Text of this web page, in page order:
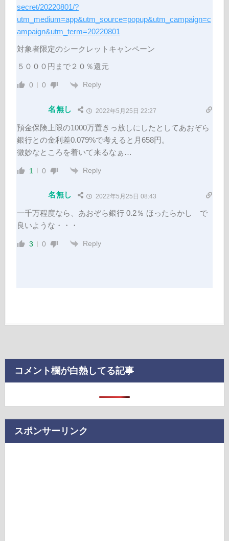
secret/20220801/?
utm_medium=app&utm_source=popup&utm_campaign=c
ampaign&utm_term=20220801
対象者限定のシークレットキャンペーン
５０００円まで２０％還元
0 0 Reply
名無し 2022年5月25日 22:27
預金保険上限の1000万置きっ放しにしたとしてあおぞら
銀行との金利差0.079%で考えると月658円。
微妙なところを着いて来るなぁ…
1 0 Reply
名無し 2022年5月25日 08:43
一千万程度なら、あおぞら銀行 0.2％ ほったらかし で
良いような・・・
3 0 Reply
コメント欄が白熱してる記事
スポンサーリンク